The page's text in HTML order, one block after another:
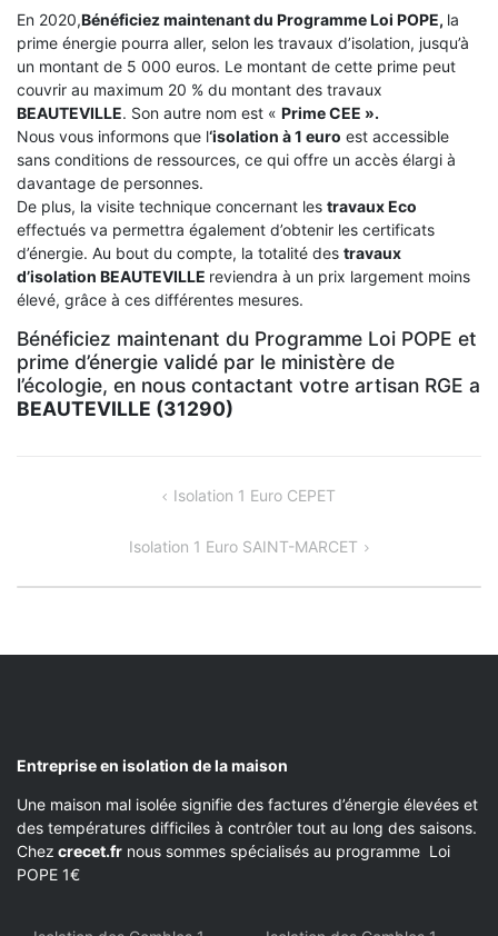
En 2020,Bénéficiez maintenant du Programme Loi POPE, la
prime énergie pourra aller, selon les travaux d’isolation, jusqu’à
un montant de 5 000 euros. Le montant de cette prime peut
couvrir au maximum 20 % du montant des travaux
BEAUTEVILLE. Son autre nom est « Prime CEE ».
Nous vous informons que l‘isolation à 1 euro est accessible
sans conditions de ressources, ce qui offre un accès élargi à
davantage de personnes.
De plus, la visite technique concernant les travaux Eco
effectués va permettra également d’obtenir les certificats
d’énergie. Au bout du compte, la totalité des travaux
d’isolation BEAUTEVILLE reviendra à un prix largement moins
élevé, grâce à ces différentes mesures.
Bénéficiez maintenant du Programme Loi POPE et
prime d’énergie validé par le ministère de
l’écologie, en nous contactant votre artisan RGE a
BEAUTEVILLE (31290)
Isolation 1 Euro CEPET
Isolation 1 Euro SAINT-MARCET
Entreprise en isolation de la maison
Une maison mal isolée signifie des factures d’énergie élevées et
des températures difficiles à contrôler tout au long des saisons.
Chez crecet.fr nous sommes spécialisés au programme Loi
POPE 1€